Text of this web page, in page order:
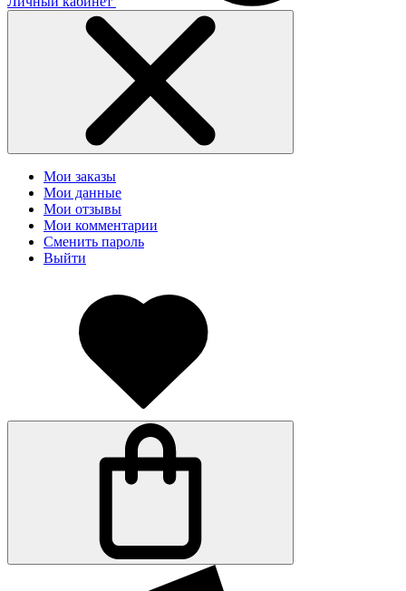
Мои заказы
Мои данные
Мои отзывы
Мои комментарии
Сменить пароль
Выйти